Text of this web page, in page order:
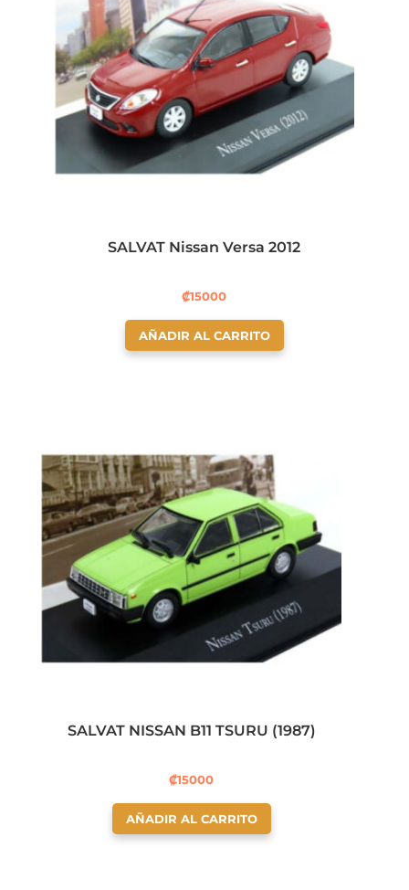
SALVAT Nissan Versa 2012
₡15000
AÑADIR AL CARRITO
SALVAT NISSAN B11 TSURU (1987)
₡15000
AÑADIR AL CARRITO